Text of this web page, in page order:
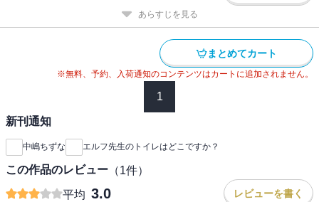
あらすじを見る
まとめてカート
※無料、予約、入荷通知のコンテンツはカートに追加されません。
1
新刊通知
中嶋ちずな エルフ先生のトイレはどこですか？
この作品のレビュー （1件）
平均 3.0 レビューを書く